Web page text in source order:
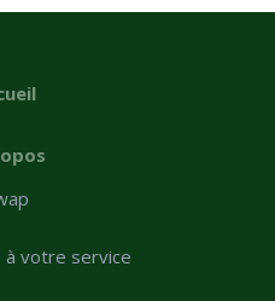
à votre service